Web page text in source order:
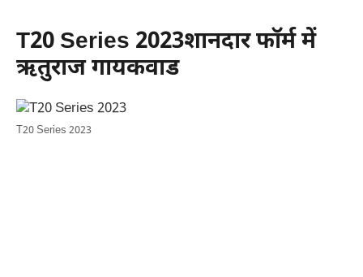
T20 Series 2023शानदार फॉर्म में
ऋतुराज गायकवाड
T20 Series 2023